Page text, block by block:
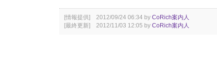
[情報提供] 2012/09/24 06:34 by CoRich案内人
[最終更新] 2012/11/03 12:05 by CoRich案内人